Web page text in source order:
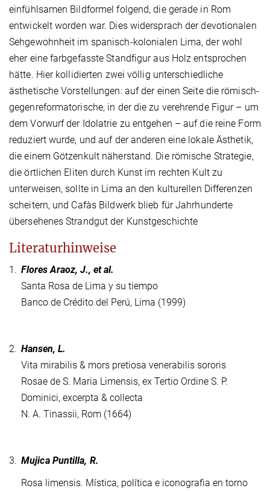
einfühlsamen Bildformel folgend, die gerade in Rom
entwickelt worden war. Dies widersprach der devotionalen
Sehgewohnheit im spanisch-kolonialen Lima, der wohl
eher eine farbgefasste Standfigur aus Holz entsprochen
hätte. Hier kollidierten zwei völlig unterschiedliche
ästhetische Vorstellungen: auf der einen Seite die römisch-
gegenreformatorische, in der die zu verehrende Figur – um
dem Vorwurf der Idolatrie zu entgehen – auf die reine Form
reduziert wurde, und auf der anderen eine lokale Ästhetik,
die einem Götzenkult näherstand. Die römische Strategie,
die örtlichen Eliten durch Kunst im rechten Kult zu
unterweisen, sollte in Lima an den kulturellen Differenzen
scheitern, und Cafàs Bildwerk blieb für Jahrhunderte
übersehenes Strandgut der Kunstgeschichte
Literaturhinweise
1. Flores Araoz, J., et al.
Santa Rosa de Lima y su tiempo
Banco de Crédito del Perú, Lima (1999)
2. Hansen, L.
Vita mirabilis & mors pretiosa venerabilis sororis
Rosae de S. Maria Limensis, ex Tertio Ordine S. P.
Dominici, excerpta & collecta
N. A. Tinassii, Rom (1664)
3. Mujica Puntilla, R.
Rosa limensis. Mística, política e iconografia en torno